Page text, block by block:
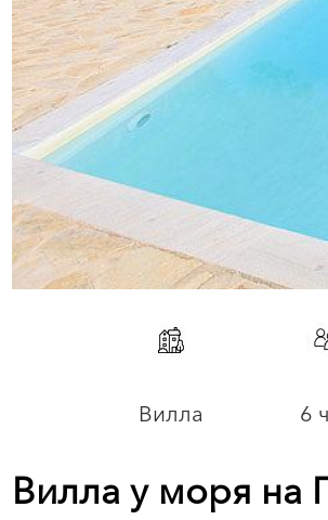
Вилла 6
Вилла у моря на